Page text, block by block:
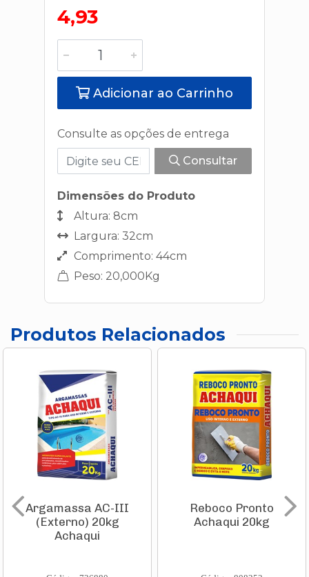
4,93
Adicionar ao Carrinho
Consulte as opções de entrega
Consultar
Dimensões do Produto
Altura: 8cm
Largura: 32cm
Comprimento: 44cm
Peso: 20,000Kg
Produtos Relacionados
Argamassa AC-III
(Externo) 20kg
Achaqui
Reboco Pronto
Achaqui 20kg